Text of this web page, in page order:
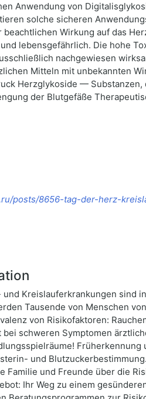
Anwendung von
solche sicheren
Wirkung auf das
lebensgefährlich. Die hohe
nachgewiesen
Mitteln mit unbekannten
Herzglykoside — Substanzen,
der Blutgefäße
posts/8656-tag-der-herz-
Kreislauferkrankungen sind
Tausende von Menschen
von Risikofaktoren:
schweren Symptomen
Früherkennung
und
Familie und Freunde über die
Ihr Weg zu einem